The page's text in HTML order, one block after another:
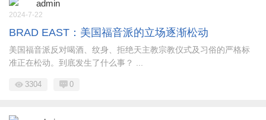
admin
2024-7-22
BRAD EAST：美国福音派的立场逐渐松动
美国福音派反对喝酒、纹身、拒绝天主教宗教仪式及习俗的严格标
准正在松动。到底发生了什么事？ ...
3304 0